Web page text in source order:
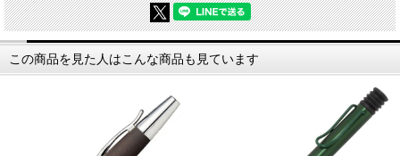
この商品を見た人はこんな商品も見ています